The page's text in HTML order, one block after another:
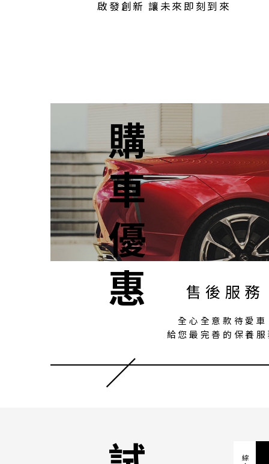
啟發創新 讓未來即刻到來
售後服務
全心全意款待愛車
給您最完善的保養
購車優惠